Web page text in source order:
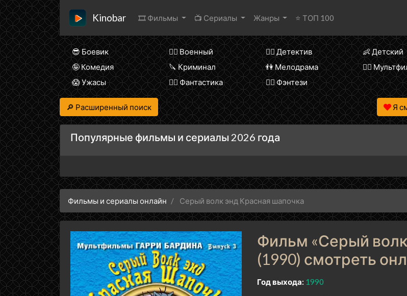
Kinobar 🎞 Фильмы 📺 Сериалы Жанры ⭐ ТОП 100
😎 Боевик 👨‍✈️ Военный 🕵️‍♂️ Детектив 👶 Детский
🤪 Комедия
🔪 Криминал 👫 Мелодрама 🧚‍♀️
😱 Ужасы
🧙‍♀️ Фантастика 🧝‍♂️ Фэнтези
🔎 Расширенный поиск Я
Популярные фильмы и сериалы 2026 года
Фильмы и сериалы онлайн Серый волк энд Красная шапочка
Фильм «Серый
(1990) смотреть
Год выхода: 1990